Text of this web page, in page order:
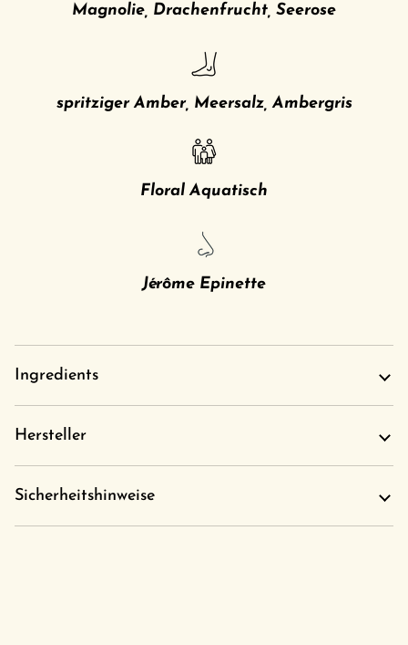
Magnolie, Drachenfrucht, Seerose
spritziger Amber, Meersalz, Ambergris
Floral Aquatisch
Jérôme Epinette
Ingredients
Hersteller
Sicherheitshinweise